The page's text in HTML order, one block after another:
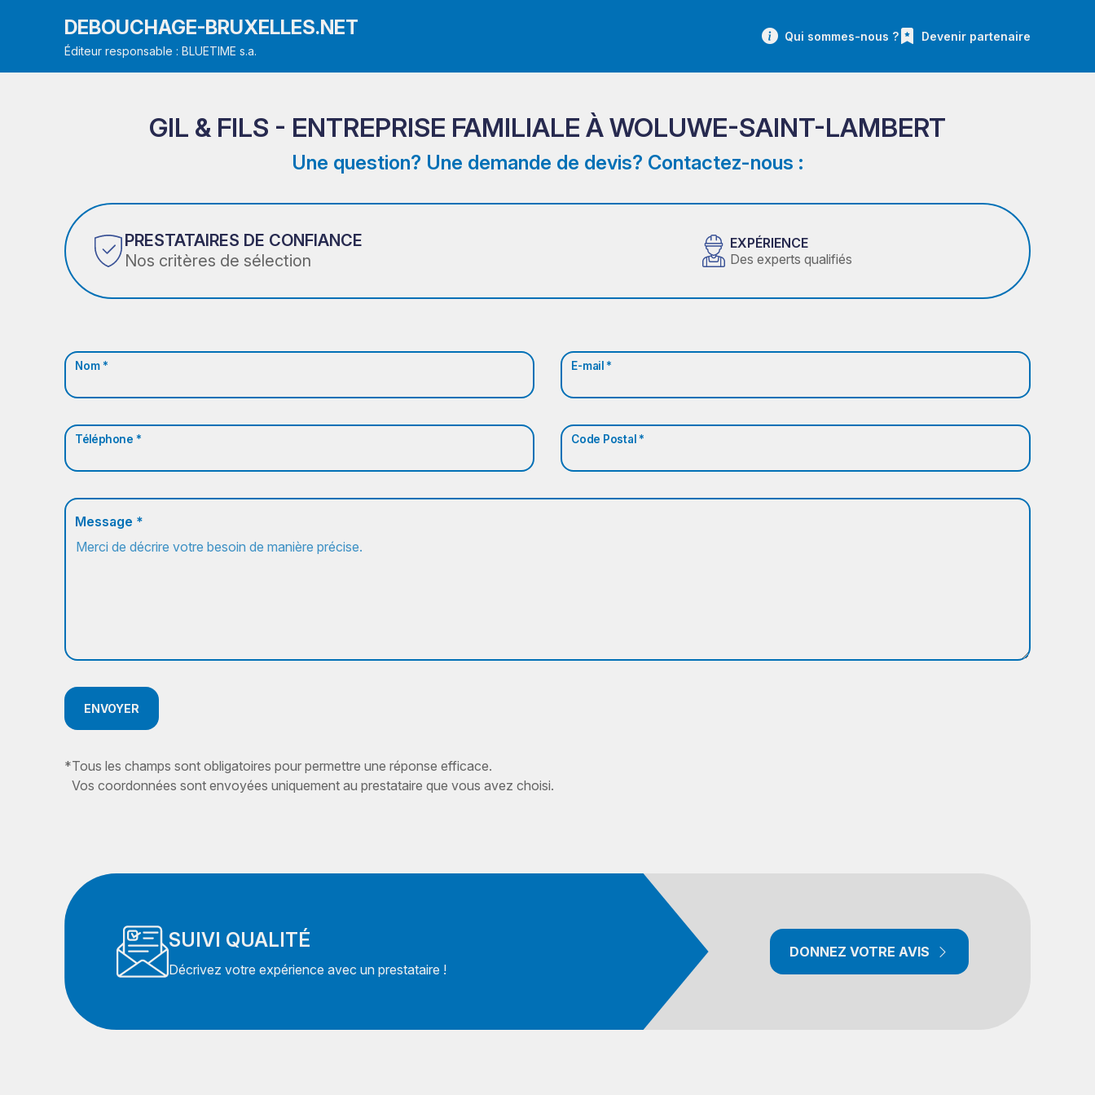
DEBOUCHAGE-BRUXELLES.NET
Éditeur responsable : BLUETIME s.a.
Qui sommes-nous ? Devenir partenaire
GIL & FILS - ENTREPRISE FAMILIALE À WOLUWE-SAINT-LAMBERT
Une question? Une demande de devis? Contactez-nous :
PRESTATAIRES DE CONFIANCE
Nos critères de sélection
EXPÉRIENCE
Des experts qualifiés
Nom * E-mail *
Téléphone * Code Postal *
Message *
ENVOYER
*Tous les champs sont obligatoires pour permettre une réponse efficace.
Vos coordonnées sont envoyées uniquement au prestataire que vous avez choisi.
SUIVI QUALITÉ
Décrivez votre expérience avec un prestataire !
DONNEZ VOTRE AVIS